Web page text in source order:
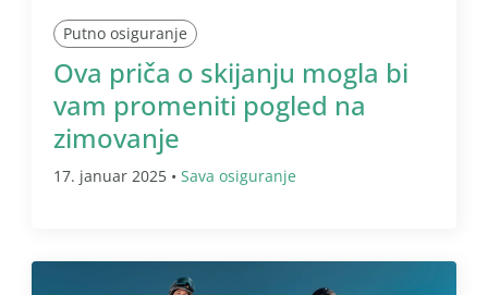
Putno osiguranje
Ova priča o skijanju mogla bi
vam promeniti pogled na
zimovanje
17. januar 2025 • Sava osiguranje